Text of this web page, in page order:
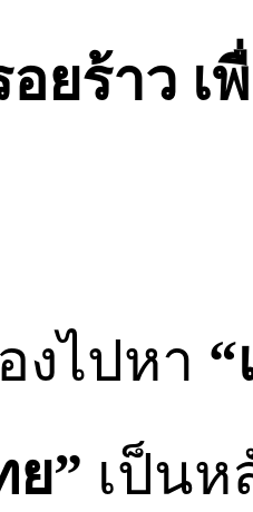
ยร้าว เ
งไปหา “
ย” เป็น